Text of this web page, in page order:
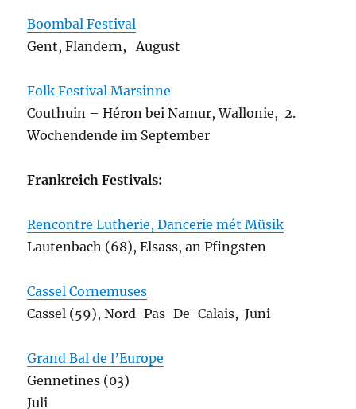
Boombal Festival
Gent, Flandern, August
Folk Festival Marsinne
Couthuin – Héron bei Namur, Wallonie, 2.
Wochendende im September
Frankreich Festivals:
Rencontre Lutherie, Dancerie mét Müsik
Lautenbach (68), Elsass, an Pfingsten
Cassel Cornemuses
Cassel (59), Nord-Pas-De-Calais, Juni
Grand Bal de l’Europe
Gennetines (03)
Juli